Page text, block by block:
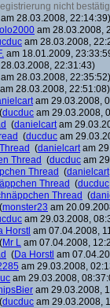
nicht
am 28.03.2008, 22:14:39)
am 28.03.2008,
am 28.03.2008,
am 18.01.2009,
22:31:43)
am 28.03.2008, 22:35:52)
am 28.03.2008, 22:51:08)
am 29.03.2008,
(ducduc am 29.03.2008,
(danielcartam
(ducduc am
(danielcartam
Thread (ducduc am
Thread (danielcart
Thread (ducduc
Thread (
(monster23 am
am 29.03.2008,
Horstl am 07.04.2008,
(Mr L am 07.04.2008,
(Da Horstl am
am 29.03.2008,
am 29.03.2008,
am 29.03.2008,
(ducduc am 29.03.2008,